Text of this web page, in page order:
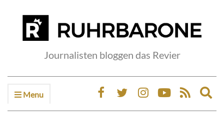
Journalisten bloggen das Revier
Menu